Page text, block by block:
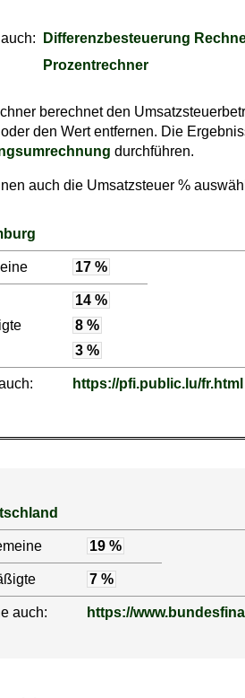
Differenzbesteuerung
Prozentrechner
berechnet den
den Wert entfernen. Die
durchführen.
auch die Umsatzsteuer %
17 %
14 %
8 %
3 %
https://pfi.public.lu/fr.html
19 %
7 %
auch: https://